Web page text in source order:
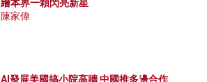
繪本界一顆閃亮新星
陳家偉
AI發展美國搞小院高牆 中國推多邊合作